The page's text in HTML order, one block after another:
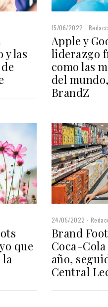
las
15/06/2022
Apple y
liderazgo
como las
del
BrandZ
que
la
24/05/2022
Brand
Coca-
año,
Central